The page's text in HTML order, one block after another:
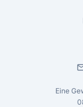
Eine